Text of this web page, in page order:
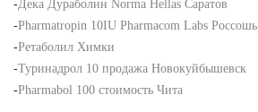
-Дека Дураболин Norma Hellas Саратов
-Pharmatropin 10IU Pharmacom Labs Россошь
-Ретаболил Химки
-Туринадрол 10 продажа Новокуйбышевск
-Pharmabol 100 стоимость Чита